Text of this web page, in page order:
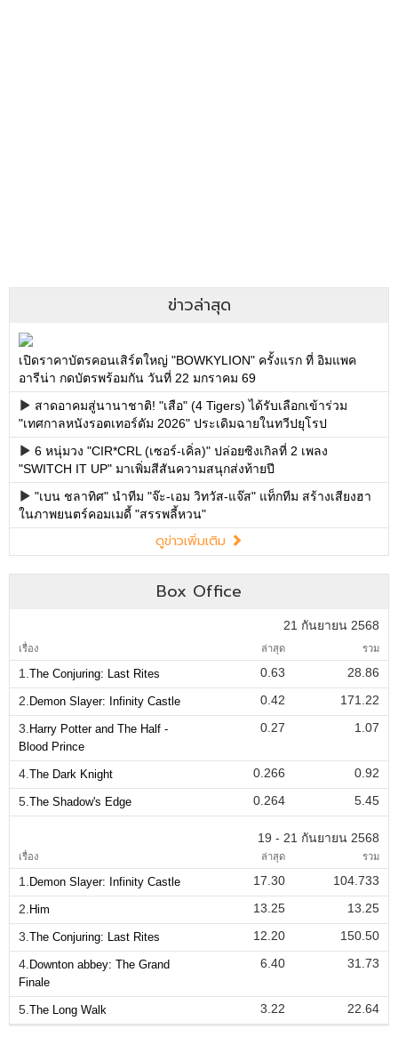
ข่าวล่าสุด
เปิดราคาบัตรคอนเสิร์ตใหญ่ "BOWKYLION" ครั้งแรก ที่ อิมแพค
อารีน่า กดบัตรพร้อมกัน วันที่ 22 มกราคม 69
สาดอาคมสู่นานาชาติ! "เสือ" (4 Tigers) ได้รับเลือกเข้าร่วม
"เทศกาลหนังรอตเทอร์ดัม 2026" ประเดิมฉายในทวีปยุโรป
6 หนุ่มวง "CIR*CRL (เซอร์-เคิ่ล)" ปล่อยซิงเกิลที่ 2 เพลง
"SWITCH IT UP" มาเพิ่มสีสันความสนุกส่งท้ายปี
"เบน ชลาทิศ" นำทีม "จ๊ะ-เอม วิทวัส-แจ๊ส" แท็กทีม สร้างเสียงฮา
ในภาพยนตร์คอมเมดี้ "สรรพลี้หวน"
ดูข่าวเพิ่มเติม
Box Office
21 กันยายน 2568
เรื่อง ล่าสุด รวม
1. The Conjuring: Last Rites 0.63
28.86
2. Demon Slayer: Infinity Castle 0.42
171.22
3. Harry Potter and The Half -
Blood Prince
0.27 1.07
4. The Dark Knight 0.266
0.92
5. The Shadow's Edge 0.264 5.45
19 - 21 กันยายน 2568
เรื่อง ล่าสุด รวม
1. Demon Slayer: Infinity Castle 17.30
104.733
2. Him 13.25
13.25
3. The Conjuring: Last Rites 12.20
150.50
4. Downton abbey: The Grand
Finale
6.40 31.73
5. The Long Walk 3.22 22.64